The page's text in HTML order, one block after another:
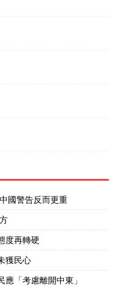
國警告反而更重
度再轉硬
獲民心
「考慮離開中東」